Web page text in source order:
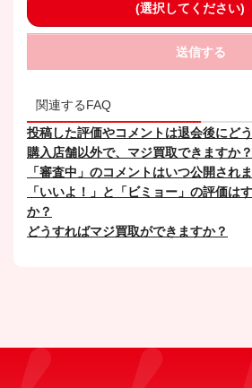
(選択してください)
送信する
関連するFAQ
投稿した評価やコメントは退会後にど
購入店舗以外で、マジ買取できますか？
「審査中」のコメントはいつ公開され
「いいよ！」と「ビミョー」の評価は
か？
どうすればマジ買取ができますか？